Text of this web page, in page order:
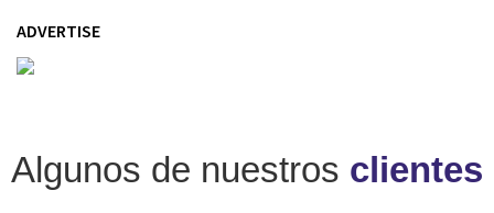
ADVERTISE
Algunos de nuestros clientes